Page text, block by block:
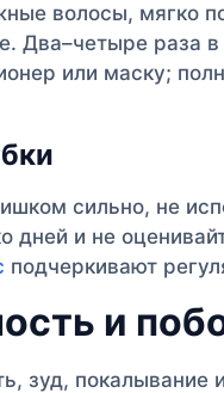
волосы, мягко
Два–четыре раза
или маску;
сильно, не
дней и не
подчеркивают
и
зуд, покалывание